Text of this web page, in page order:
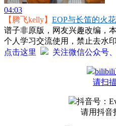
04:03
【腾飞kelly】 EOP与长笛的火
谱子非原版，网友兴趣改编，
个人学习交流使用，禁止去水印
点击这里
关注微信公众号
bilibili
请扫
抖音号：
请用抖音